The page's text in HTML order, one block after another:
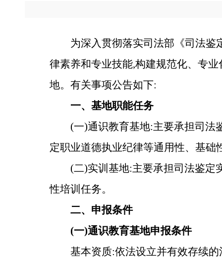
为深入贯彻落实司法部《司法鉴
律素养和专业技能,构建规范化、专
地。有关事项公告如下:
一、基地职能任务
(一)通识教育基地:主要承担司法
定职业道德执业纪律等通用性、基础
(二)实训基地:主要承担司法鉴定
性培训任务。
二、申报条件
(一)通识教育基地申报条件
基本资质:依法设立并有效存续